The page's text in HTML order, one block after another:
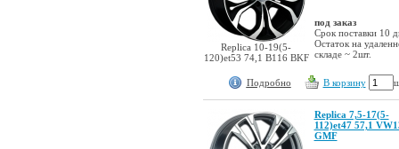
Replica 10-19(5-
120)et53 74,1 B116 BKF
под заказ
Срок поставки 10
Остаток на
складе ~ 2шт.
Подробно В корзину
Replica 7,5-17(5-
112)et47 57,1
GMF